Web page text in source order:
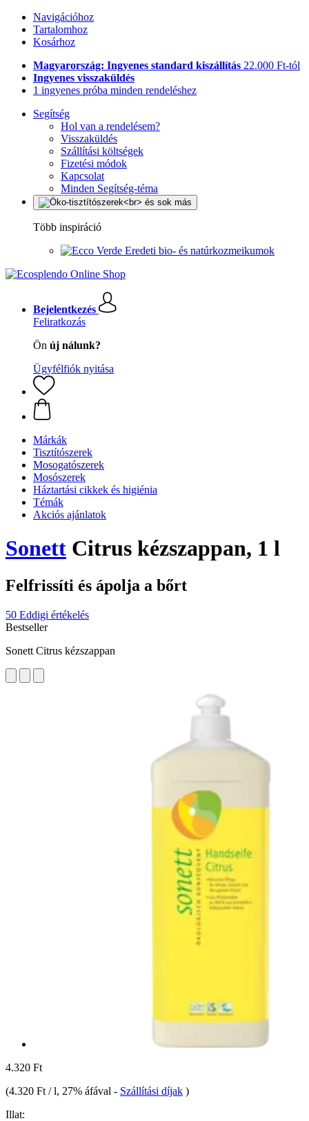
Navigációhoz
Tartalomhoz
Kosárhoz
Magyarország: Ingyenes standard kiszállítás 22.000 Ft-tól
Ingyenes visszaküldés
1 ingyenes próba minden rendeléshez
Segítség
Hol van a rendelésem?
Visszaküldés
Szállítási költségek
Fizetési módok
Kapcsolat
Minden Segítség-téma
Több inspiráció
Eredeti bio- és natúrkozmeikumok
Bejelentkezés
Feliratkozás
Ön új nálunk?
Ügyfélfiók nyitása
Márkák
Tisztítószerek
Mosogatószerek
Mosószerek
Háztartási cikkek és higiénia
Témák
Akciós ajánlatok
Sonett Citrus kézszappan, 1 l
Felfrissíti és ápolja a bőrt
50 Eddigi értékelés
Bestseller
Sonett Citrus kézszappan
4.320 Ft
(4.320 Ft / l, 27% áfával - Szállítási díjak )
Illat: